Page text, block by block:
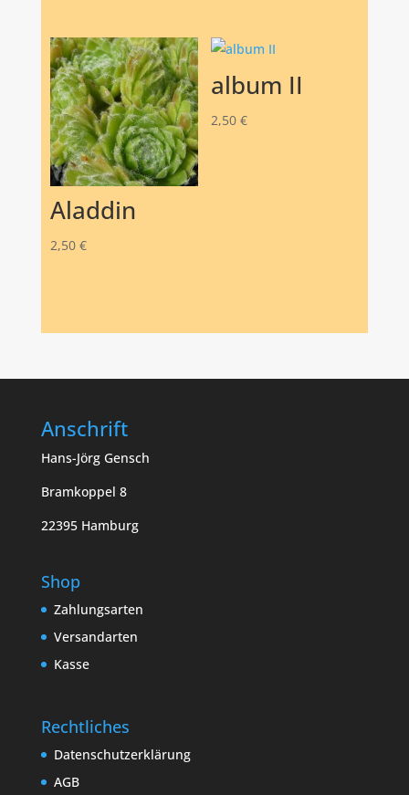
Aladdin
2,50 €
album II
2,50 €
Anschrift
Hans-Jörg Gensch
Bramkoppel 8
22395 Hamburg
Shop
Zahlungsarten
Versandarten
Kasse
Rechtliches
Datenschutzerklärung
AGB